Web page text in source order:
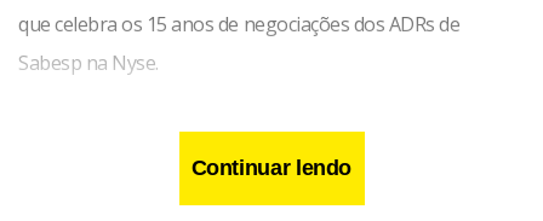
que celebra os 15 anos de negociações dos ADRs de
Sabesp na Nyse.
Estadao Conteudo
Continuar lendo